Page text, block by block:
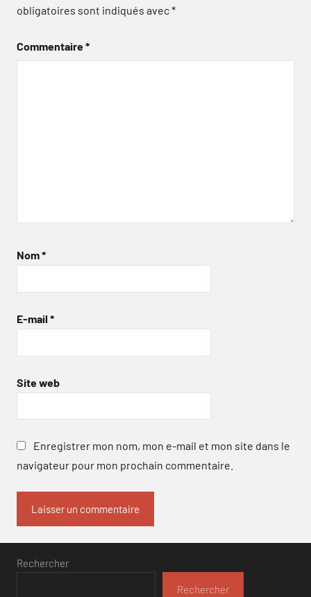
obligatoires sont indiqués avec*
Commentaire*
Nom*
E-mail *
Site web
Enregistrer mon nom, mon e-mail et mon site dans le
navigateur pour mon prochain commentaire.
Rechercher
Rechercher